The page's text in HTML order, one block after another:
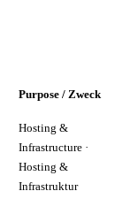
Purpose / Zweck
Hosting &
Infrastructure ·
Hosting &
Infrastruktur